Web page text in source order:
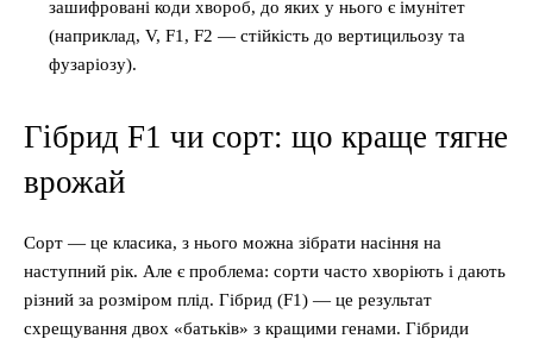
зашифровані коди хвороб, до яких у нього є імунітет
(наприклад, V, F1, F2 — стійкість до вертицильозу та
фузаріозу).
Гібрид F1 чи сорт: що краще тягне
врожай
Сорт — це класика, з нього можна зібрати насіння на
наступний рік. Але є проблема: сорти часто хворіють і дають
різний за розміром плід. Гібрид (F1) — це результат
схрещування двох «батьків» з кращими генами. Гібриди